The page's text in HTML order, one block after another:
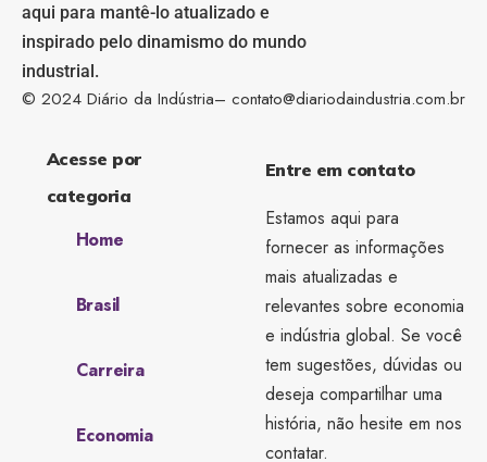
aqui para mantê-lo atualizado e
inspirado pelo dinamismo do mundo
industrial.
© 2024 Diário da Indústria– contato@diariodaindustria.com.br
Acesse por
categoria
Home
Brasil
Carreira
Economia
Entre em contato
Estamos aqui para
fornecer as informações
mais atualizadas e
relevantes sobre economia
e indústria global. Se você
tem sugestões, dúvidas ou
deseja compartilhar uma
história, não hesite em nos
contatar.